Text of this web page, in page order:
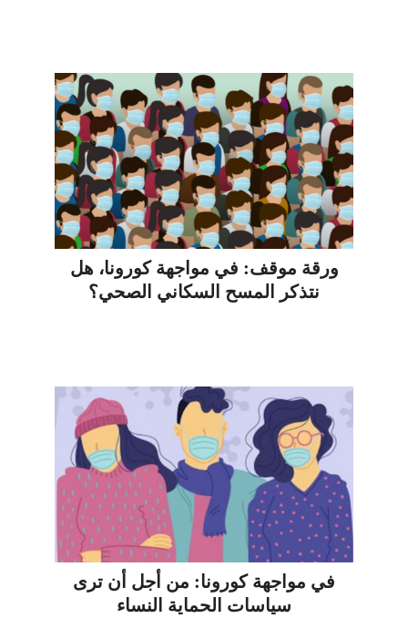
ورقة موقف: في مواجهة كورونا، هل
نتذكر المسح السكاني الصحي؟
في مواجهة كورونا: من أجل أن ترى
سياسات الحماية النساء